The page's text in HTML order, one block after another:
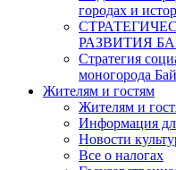
городах и
РАЗВИТИЯ
Стратегия
моногорода
Жителям и гостям
Жителям и
Информация
Новости
Все о налогах